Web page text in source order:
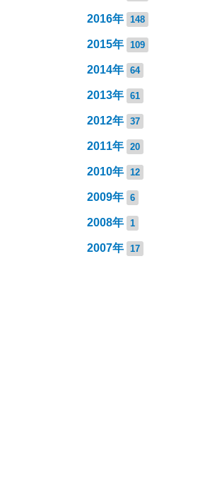
2016年 148
2015年 109
2014年 64
2013年 61
2012年 37
2011年 20
2010年 12
2009年 6
2008年 1
2007年 17